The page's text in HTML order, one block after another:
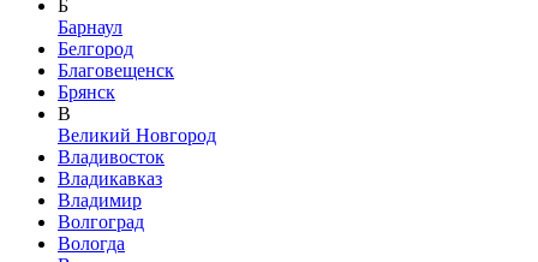
Б
Барнаул
Белгород
Благовещенск
Брянск
В
Великий Новгород
Владивосток
Владикавказ
Владимир
Волгоград
Вологда